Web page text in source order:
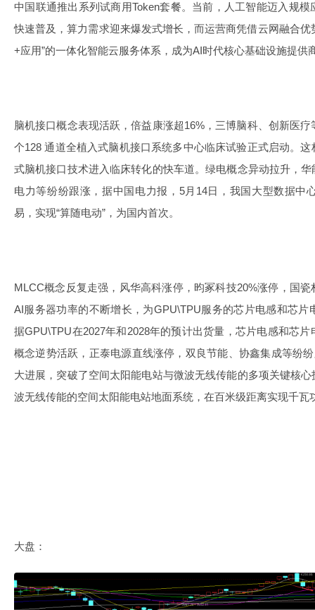
中国联通推出系列试商用Token套餐。当前，人工智能迈入规
快速普及，算力需求迎来爆发式增长，而运营商凭借云网融合
+应用”的一体化智能云服务体系，成为AI时代核心基础设施提供
脑机接口概念表现活跃，倍益康涨超16%，三博脑科、创新医
个128 通道全植入式脑机接口系统多中心临床试验正式启动。
式脑机接口技术进入临床转化的快车道。绿电概念异动拉升，
电力等纷纷跟涨，据中国电力报，5月14日，我国大型数据中
易，实现“算随电动”，为国内首次。
MLCC概念反复走强，风华高科涨停，昀冢科技20%涨停，国
AI服务器功率的不断增长，为GPU\TPU服务的芯片电感和芯
据GPU\TPU在2027年和2028年的预计出货量，芯片电感和芯
概念逆势活跃，正泰电源直线涨停，双良节能、协鑫集成等纷
大进展，突破了空间太阳能电站与微波无线传能的多项关键核
波无线传能的空间太阳能电站地面系统，在百米级距离实现千瓦
大盘：